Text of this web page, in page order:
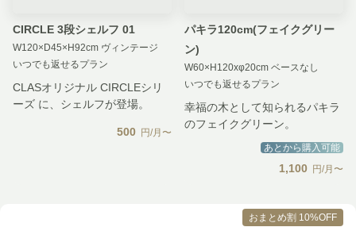
CIRCLE 3段シェルフ 01
W120×D45×H92cm ヴィンテージ
いつでも返せるプラン
CLASオリジナル CIRCLEシリ
ーズ に、シェルフが登場。
500 円/月〜
パキラ120cm(フェイクグリー
ン)
W60×H120xφ20cm ベースなし
いつでも返せるプラン
幸福の木として知られるパキラ
のフェイクグリーン。
あとから購入可能
1,100 円/月〜
おまとめ割 10%OFF